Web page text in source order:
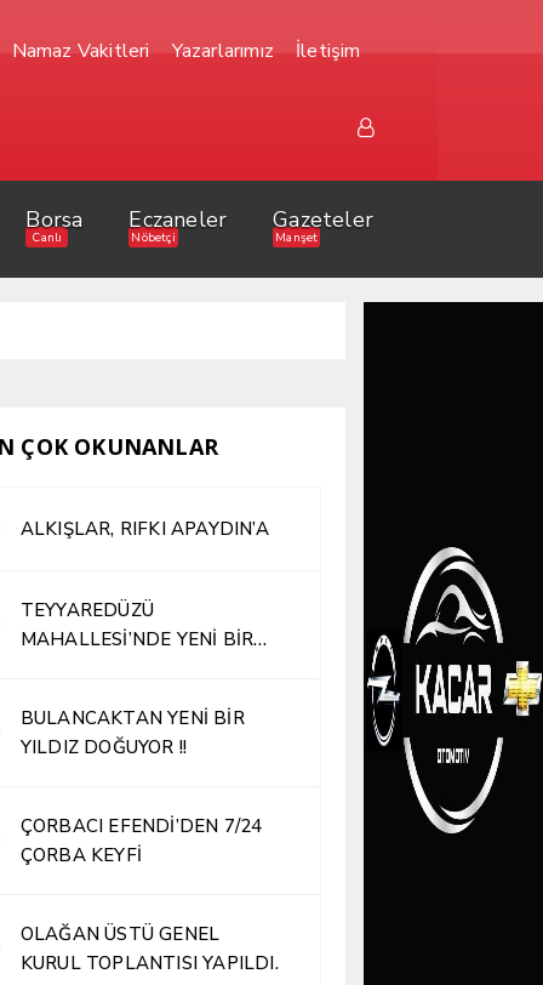
Namaz Vakitleri Yazarlarımız İletişim
Borsa
Canlı
Eczaneler
Nöbetçi
Gazeteler
Manşet
ÇOK OKUNANLAR
ALKIŞLAR, RIFKI APAYDIN’A
TEYYAREDÜZÜ
MAHALLESİ’NDE YENİ BİR
BULANCAKTAN YENİ BİR
YILDIZ DOĞUYOR !!
ÇORBACI EFENDİ’DEN 7/24
ÇORBA KEYFİ
OLAĞAN ÜSTÜ GENEL
KURUL TOPLANTISI YAPILDI.